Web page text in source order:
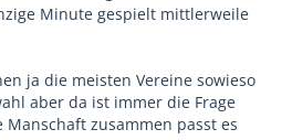
usw. das kann kein
von einer D2, da ist man ja
bzw. gerade so in
kann gar nicht abschätzen was
Minute gespielt mittlerweile
ja die meisten Vereine sowieso
aber da ist immer die Frage
zusammen passt es